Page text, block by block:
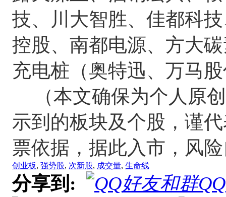
技、川大智胜、佳都科
控股、南都电源、方大
充电桩（奥特迅、万马
（本文确保为个人原
示到的板块及个股，谨
票依据，据此入市，风
创业板, 强势股, 次新股, 成交量, 生命线
分享到: